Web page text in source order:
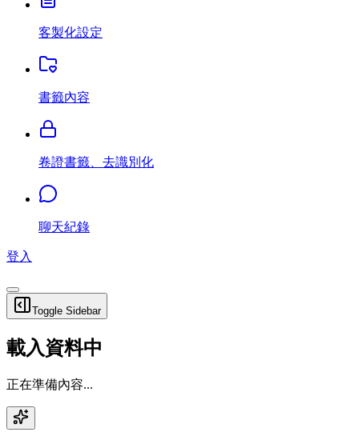
客製化設定
書籤內容
卷證書籤、去識別化
聊天紀錄
登入
Toggle Sidebar
載入資料中
正在準備內容...